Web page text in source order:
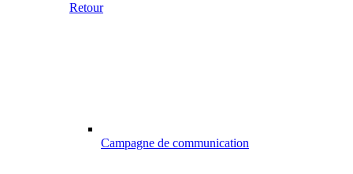
Retour
Campagne de communication